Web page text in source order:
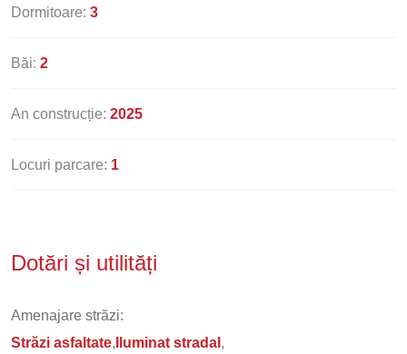
Dormitoare: 3
Băi: 2
An construcție: 2025
Locuri parcare: 1
Dotări și utilități
Amenajare străzi:
Străzi asfaltate
Iluminat stradal